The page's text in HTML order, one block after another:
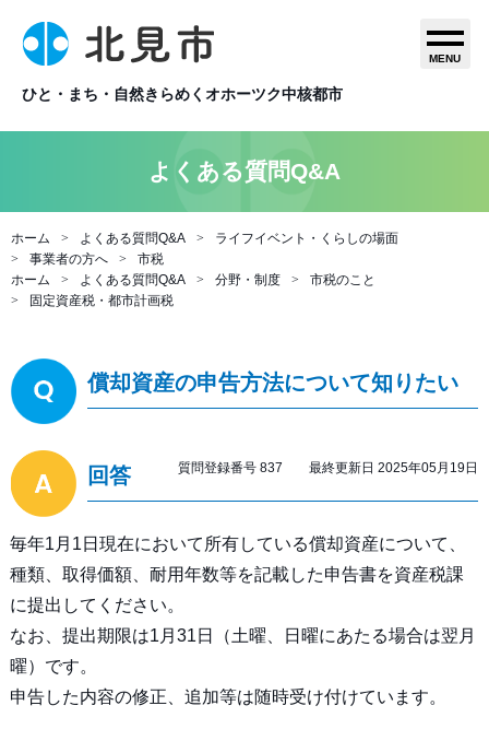
ひと・まち・自然きらめくオホーツク中核都市
MENU
よくある質問Q&A
ホーム よくある質問Q&A
ライフイベント・くらしの場面
事業者の方へ
市税
ホーム
よくある質問Q&A 分野・制度
市税のこと
固定資産税・都市計画税
償却資産の申告方法について知りたい
回答 質問登録番号 837 最終更新日 2025年05月19日
毎年1月1日現在において所有している償却資産について、
種類、取得価額、耐用年数等を記載した申告書を資産税課
に提出してください。
なお、提出期限は1月31日（土曜、日曜にあたる場合は翌月
曜）です。
申告した内容の修正、追加等は随時受け付けています。